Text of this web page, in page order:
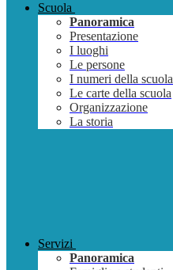
Scuola
Panoramica
Presentazione
I luoghi
Le persone
I numeri della scuola
Le carte della scuola
Organizzazione
La storia
Servizi
Panoramica